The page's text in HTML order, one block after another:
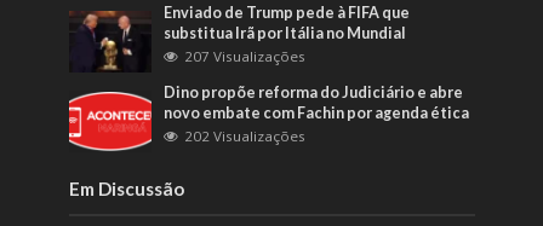
Enviado de Trump pede à FIFA que
substitua Irã por Itália no Mundial
207 Visualizações
Dino propõe reforma do Judiciário e abre
novo embate com Fachin por agenda ética
202 Visualizações
Em Discussão